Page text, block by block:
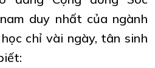
duy nhất của ngành
chỉ vài ngày, tân sinh